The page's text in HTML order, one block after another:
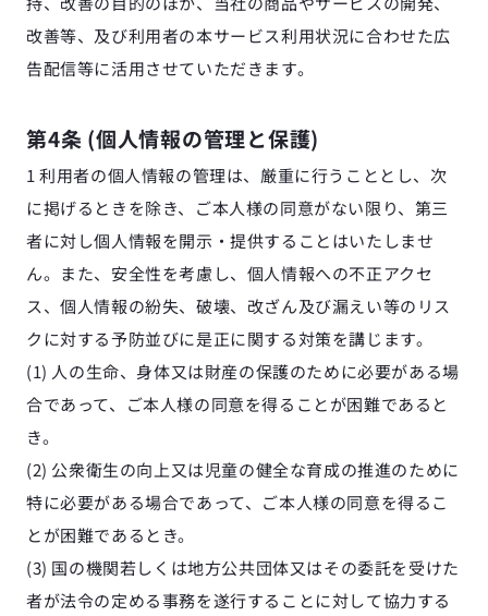
改善等、及び利用者の本サービス利用状況に合わせた広
告配信等に活用させていただきます。
第4条 (個人情報の管理と保護)
1 利用者の個人情報の管理は、厳重に行うこととし、次
に掲げるときを除き、ご本人様の同意がない限り、第三
者に対し個人情報を開示・提供することはいたしませ
ん。また、安全性を考慮し、個人情報への不正アクセ
ス、個人情報の紛失、破壊、改ざん及び漏えい等のリス
クに対する予防並びに是正に関する対策を講じます。
(1) 人の生命、身体又は財産の保護のために必要がある場
合であって、ご本人様の同意を得ることが困難であると
き。
(2) 公衆衛生の向上又は児童の健全な育成の推進のために
特に必要がある場合であって、ご本人様の同意を得るこ
とが困難であるとき。
(3) 国の機関若しくは地方公共団体又はその委託を受けた
者が法令の定める事務を遂行することに対して協力する